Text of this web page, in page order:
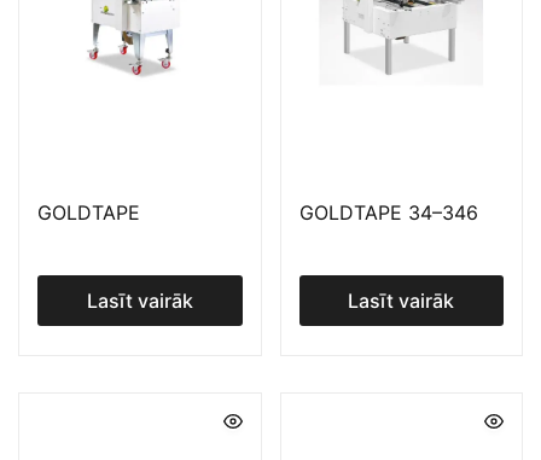
GOLDTAPE
Lasīt vairāk
GOLDTAPE 34–346
Lasīt vairāk